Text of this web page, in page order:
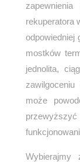
zapewnienia
rekuperatora
odpowiedniej
mostków
jednolita,
może